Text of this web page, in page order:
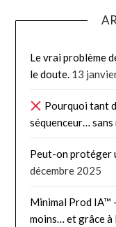
Le vrai problème
le doute. 13
Pourquoi tant
séquenceur…
Peut-on protéger
décembre 2025
Minimal Prod IA™
moins… et grâce à